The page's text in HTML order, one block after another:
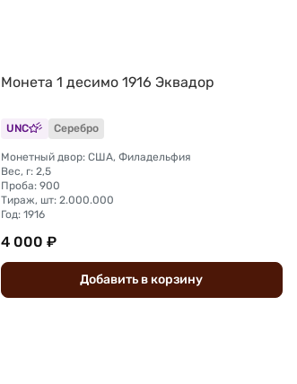
Монета 1 десимо 1916 Эквадор
UNC Серебро
Монетный двор: США, Филадельфия
Вес, г: 2,5
Проба: 900
Тираж, шт: 2.000.000
Год: 1916
4 000 ₽
Добавить в корзину